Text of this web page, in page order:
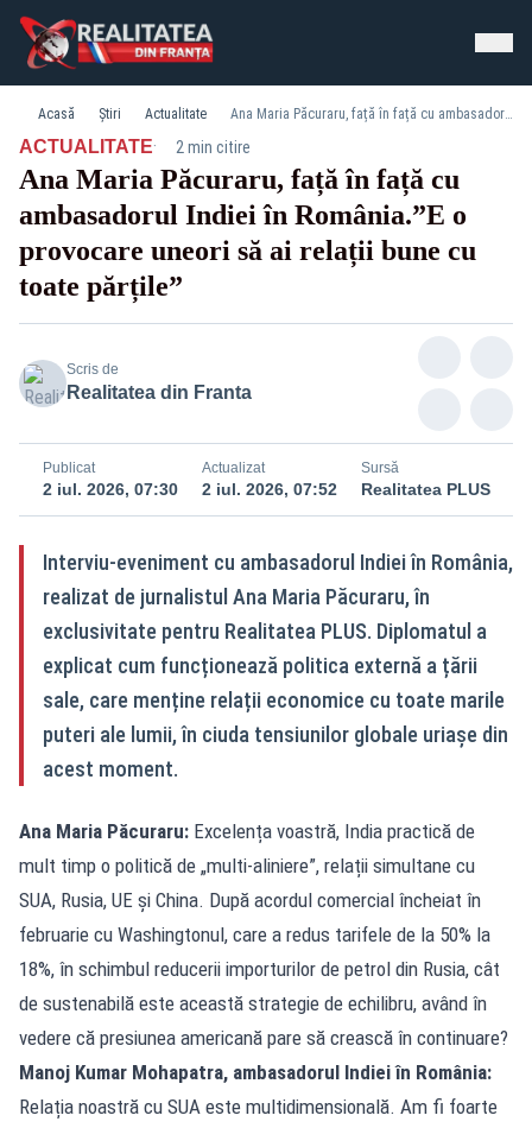
Acasă Știri Actualitate Ana Maria Păcuraru, față în față cu ambasadorul Indiei în România.”E o provocare uneori să ai relații bune cu toate părțile”
ACTUALITATE· 2 min citire
Ana Maria Păcuraru, față în față cu
ambasadorul Indiei în România.”E o
provocare uneori să ai relații bune cu
toate părțile”
Scris de
Realitatea din Franta
Publicat
2 iul. 2026, 07:30
Actualizat
2 iul. 2026, 07:52
Sursă
Realitatea PLUS
Interviu-eveniment cu ambasadorul Indiei în România,
realizat de jurnalistul Ana Maria Păcuraru, în
exclusivitate pentru Realitatea PLUS. Diplomatul a
explicat cum funcționează politica externă a țării
sale, care menține relații economice cu toate marile
puteri ale lumii, în ciuda tensiunilor globale uriașe din
acest moment.
Ana Maria Păcuraru: Excelența voastră, India practică de
mult timp o politică de „multi-aliniere”, relații simultane cu
SUA, Rusia, UE și China. După acordul comercial încheiat în
februarie cu Washingtonul, care a redus tarifele de la 50% la
18%, în schimbul reducerii importurilor de petrol din Rusia, cât
de sustenabilă este această strategie de echilibru, având în
vedere că presiunea americană pare să crească în continuare?
Manoj Kumar Mohapatra, ambasadorul Indiei în România:
Relația noastră cu SUA este multidimensională. Am fi foarte